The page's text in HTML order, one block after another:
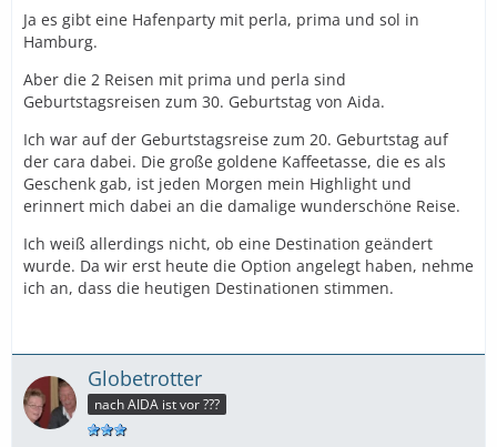
Ja es gibt eine Hafenparty mit perla, prima und sol in
Hamburg.
Aber die 2 Reisen mit prima und perla sind
Geburtstagsreisen zum 30. Geburtstag von Aida.
Ich war auf der Geburtstagsreise zum 20. Geburtstag auf
der cara dabei. Die große goldene Kaffeetasse, die es als
Geschenk gab, ist jeden Morgen mein Highlight und
erinnert mich dabei an die damalige wunderschöne Reise.
Ich weiß allerdings nicht, ob eine Destination geändert
wurde. Da wir erst heute die Option angelegt haben, nehme
ich an, dass die heutigen Destinationen stimmen.
Globetrotter
nach AIDA ist vor ???